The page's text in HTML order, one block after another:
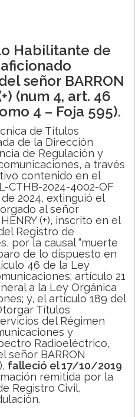
Habilitante de
señor BARRON
(num 4, art. 46
4 – Foja 595).
de Títulos
de la Dirección
de Regulación y
a través
contenido en el
CTHB-2024-4002-OF
2024, extinguió el
al señor
(+), inscrito en el
Registro de
por la causal “muerte
de lo dispuesto en
46 de la Ley
artículo 21
a la Ley Orgánica
y, el artículo 189 del
Títulos
del Régimen
y
Radioeléctrico,
señor BARRON
falleció el 17/10/2019
remitida por la
Registro Civil,